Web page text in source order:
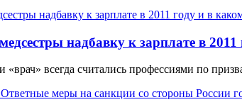
надбавку к зарплате в
«врач» всегда считались профессиями по